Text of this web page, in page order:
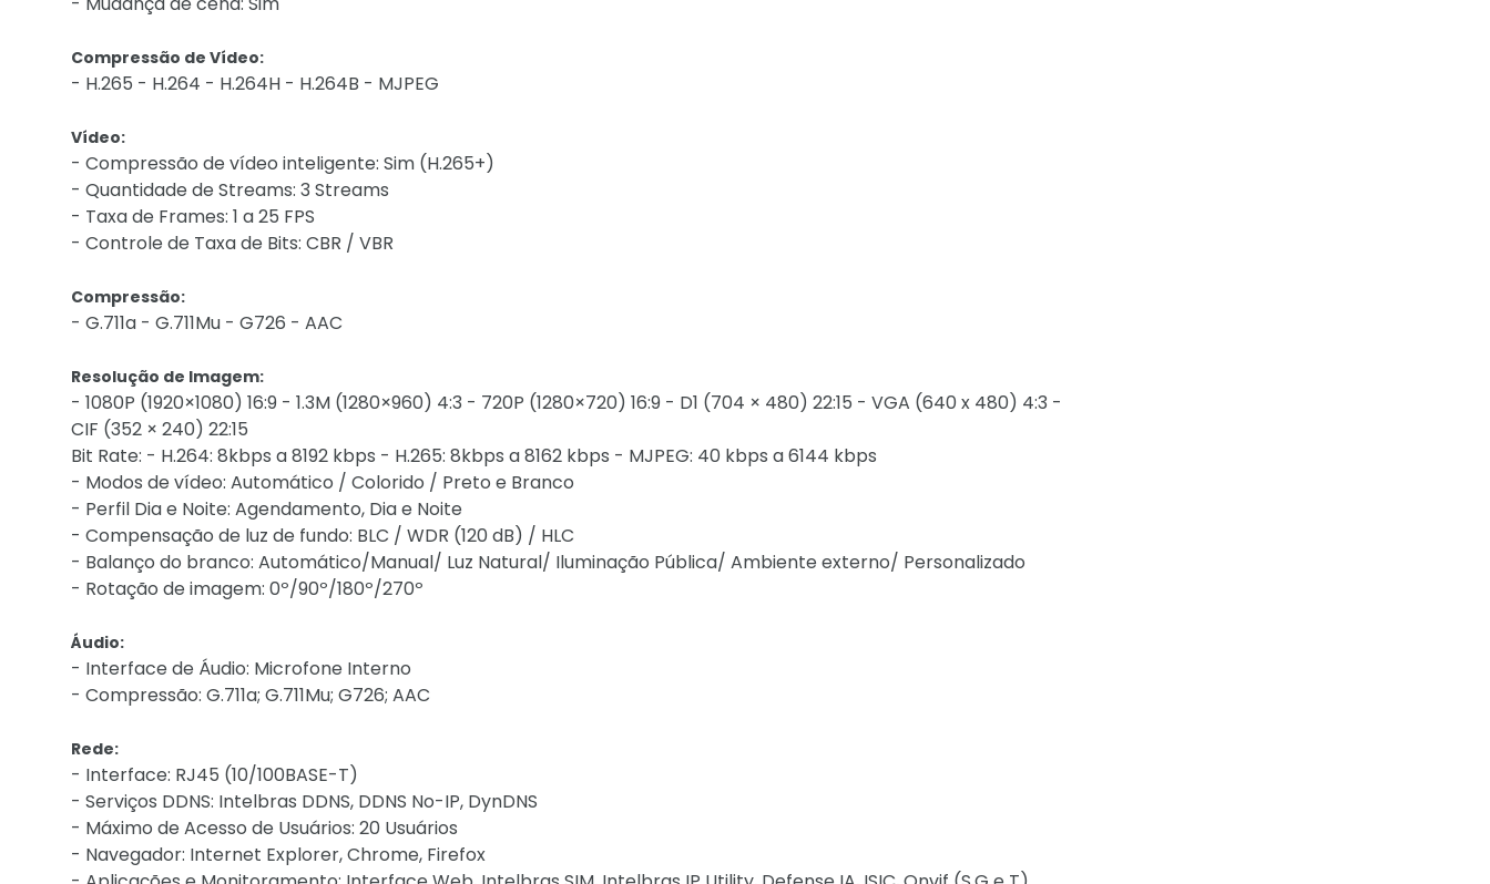
Compressão de Vídeo:
- H.265 - H.264 - H.264H - H.264B - MJPEG
Vídeo:
- Compressão de vídeo inteligente: Sim (H.265+)
- Quantidade de Streams: 3 Streams
- Taxa de Frames: 1 a 25 FPS
- Controle de Taxa de Bits: CBR / VBR
Compressão:
- G.711a - G.711Mu - G726 - AAC
Resolução de Imagem:
- 1080P (1920×1080) 16:9 - 1.3M (1280×960) 4:3 - 720P (1280×720) 16:9 - D1 (704 × 480) 22:15 - VGA (640 x 480) 4:3 -
CIF (352 × 240) 22:15
Bit Rate: - H.264: 8kbps a 8192 kbps - H.265: 8kbps a 8162 kbps - MJPEG: 40 kbps a 6144 kbps
- Modos de vídeo: Automático / Colorido / Preto e Branco
- Perfil Dia e Noite: Agendamento, Dia e Noite
- Compensação de luz de fundo: BLC / WDR (120 dB) / HLC
- Balanço do branco: Automático/Manual/ Luz Natural/ Iluminação Pública/ Ambiente externo/ Personalizado
- Rotação de imagem: 0º/90º/180º/270º
Áudio:
- Interface de Áudio: Microfone Interno
- Compressão: G.711a; G.711Mu; G726; AAC
Rede:
- Interface: RJ45 (10/100BASE-T)
- Serviços DDNS: Intelbras DDNS, DDNS No-IP, DynDNS
- Máximo de Acesso de Usuários: 20 Usuários
- Navegador: Internet Explorer, Chrome, Firefox